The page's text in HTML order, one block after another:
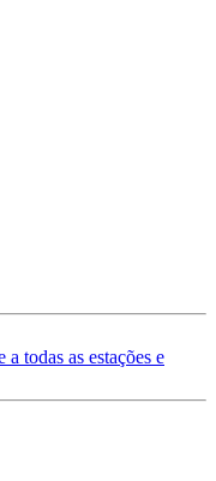
todas as estações e